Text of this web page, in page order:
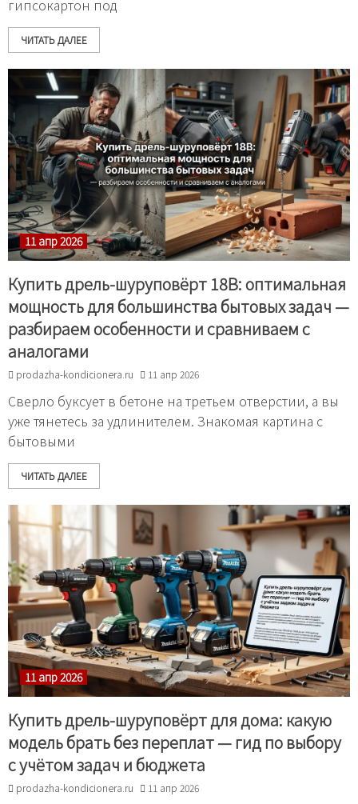
гипсокартон под
ЧИТАТЬ ДАЛЕЕ
11 апр 2026
Купить дрель-шуруповёрт 18В: оптимальная
мощность для большинства бытовых задач —
разбираем особенности и сравниваем с
аналогами
prodazha-kondicionera.ru 11 апр 2026
Сверло буксует в бетоне на третьем отверстии, а вы
уже тянетесь за удлинителем. Знакомая картина с
бытовыми
ЧИТАТЬ ДАЛЕЕ
11 апр 2026
Купить дрель-шуруповёрт для дома: какую
модель брать без переплат — гид по выбору
с учётом задач и бюджета
prodazha-kondicionera.ru 11 апр 2026